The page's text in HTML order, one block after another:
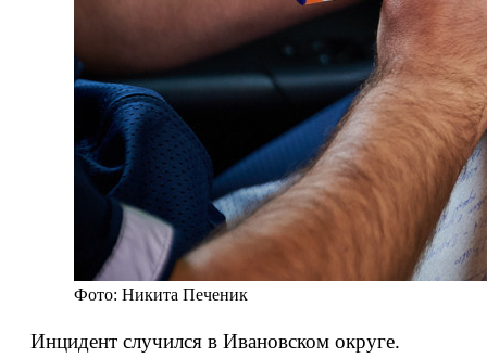
Фото: Никита Печеник
Инцидент случился в Ивановском округе.